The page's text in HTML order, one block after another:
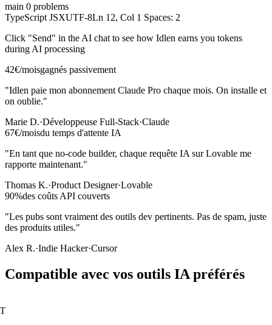
main 0 problems
TypeScript JSXUTF-8Ln 12, Col 1 Spaces: 2
Click "Send" in the AI chat to see how Idlen earns you tokens
during AI processing
42€/moisgagnés passivement
"Idlen paie mon abonnement Claude Pro chaque mois. On installe et
on oublie."
Marie D.·Développeuse Full-Stack·Claude
67€/moisdu temps d'attente IA
"En tant que no-code builder, chaque requête IA sur Lovable me
rapporte maintenant."
Thomas K.·Product Designer·Lovable
90%des coûts API couverts
"Les pubs sont vraiment des outils dev pertinents. Pas de spam, juste
des produits utiles."
Alex R.·Indie Hacker·Cursor
Compatible avec vos outils IA préférés